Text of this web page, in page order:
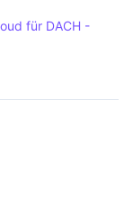
für DACH -